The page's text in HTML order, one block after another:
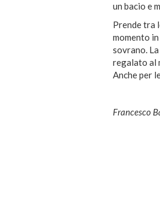
un bacio e
Prende tra
momento
sovrano.
regalato al
Anche per
Francesco